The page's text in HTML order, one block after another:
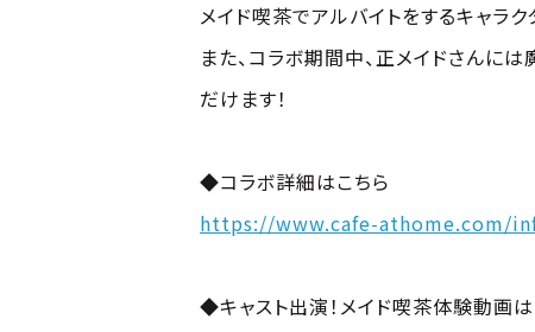
メイド喫茶でアルバイトをするキャラ
また、コラボ期間中、正メイドさんに
だけます！
◆コラボ詳細はこちら
https://www.cafe-athome.com/
◆キャスト出演！メイド喫茶体験動画は